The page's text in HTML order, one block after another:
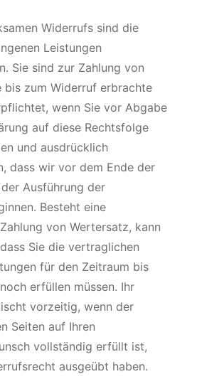
Widerrufs sind die
Leistungen
Sie sind zur Zahlung von
zum Widerruf erbrachte
wenn Sie vor Abgabe
auf diese Rechtsfolge
und ausdrücklich
dass wir vor dem Ende der
Ausführung der
Besteht eine
von Wertersatz, kann
Sie die vertraglichen
für den Zeitraum bis
erfüllen müssen. Ihr
vorzeitig, wenn der
Seiten auf Ihren
vollständig erfüllt ist,
ausgeübt haben.